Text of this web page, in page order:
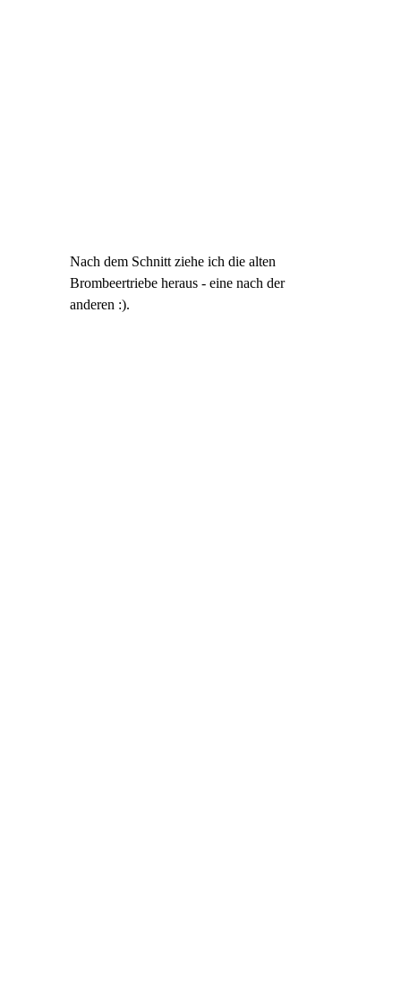
Nach dem Schnitt ziehe ich die alten
Brombeertriebe heraus - eine nach der
anderen :).